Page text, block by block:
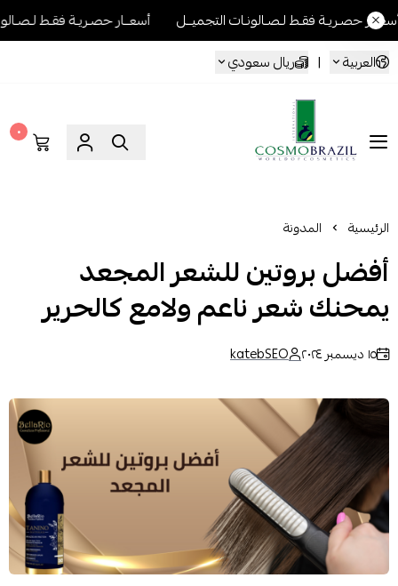
التجميــل أسعــار حصـريـة فقـط لـصـالونـات التجميــل
العربية
| ريال سعودي
Cosmo Brazil
٠
الرئيسية المدونة
أفضل بروتين للشعر المجعد
يمحنك شعر ناعم ولامع كالحرير
١٥ ديسمبر ٢٠٢٤ katebSEO